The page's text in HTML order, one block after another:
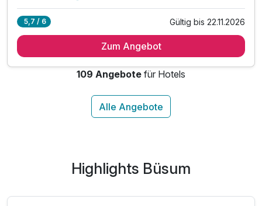
4 x reichhaltiges Frühstück
inkl. Entspannung in unserer Saunalandschaft
5,7 / 6 Gültig bis 22.11.2026
Zum Angebot
109 Angebote für Hotels
Highlights Büsum